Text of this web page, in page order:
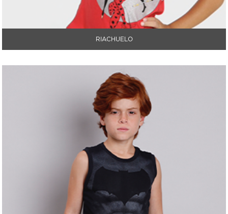
RIACHUELO